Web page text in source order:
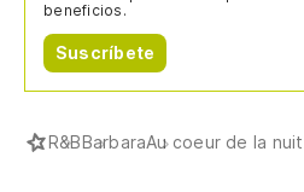
beneficios.
Suscríbete
R&BBarbaraAu coeur de la nuit